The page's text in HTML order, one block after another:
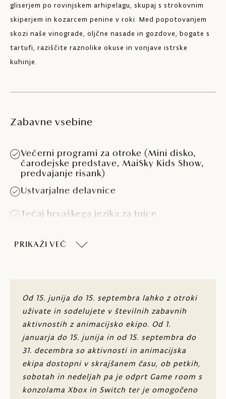
gliserjem po rovinjskem arhipelagu, skupaj s strokovnim
skiperjem in kozarcem penine v roki. Med popotovanjem
skozi naše vinograde, oljčne nasade in gozdove, bogate s
tartufi, raziščite raznolike okuse in vonjave istrske
kuhinje.
Zabavne vsebine
Večerni programi za otroke (Mini disko,
čarodejske predstave, MaiSky Kids Show,
predvajanje risank)
Ustvarjalne delavnice
Tečaj hrvaškega jezika za tujce
Nordijska hoja in sprehajanje po gozdnem
parku Zlati rt
Večerni program z živo glasbo
Otroška šola plavanja, šola pilotiranja
dronov in šola malih siren (julij in avgust)
Vodeno kolesarjenje, vožnja s kajaki in izleti
s SUP-i
Ure joge, SUP-joge in pilatesa
PRIKAŽI VEČ
Od 15. junija do 15. septembra lahko z otroki
uživate in sodelujete v številnih zabavnih
aktivnostih z animacijsko ekipo. Od 1.
januarja do 15. junija in od 15. septembra do
31. decembra so aktivnosti in animacijska
ekipa dostopni v skrajšanem času, ob petkih,
sobotah in nedeljah pa je odprt Game room s
konzolama Xbox in Switch ter je omogočeno